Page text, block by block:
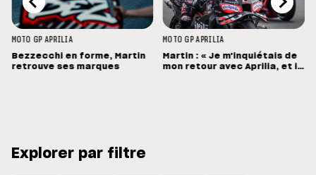
MOTO GP APRILIA
Bezzecchi en forme, Martin
retrouve ses marques
MOTO GP APRILIA
Martin : « Je m'inquiétais de
mon retour avec Aprilia, et il
Explorer par filtre